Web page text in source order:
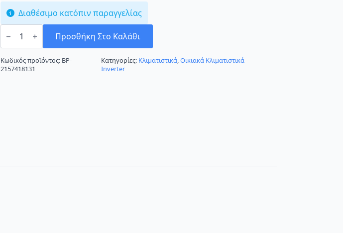
Διαθέσιμο κατόπιν παραγγελίας
Mitsubishi
Electric
AP25VG
Κλιματιστικό
Inverter
Προσθήκη Στο Καλάθι
Κωδικός προϊόντος: BP-
2157418131
Κατηγορίες: Κλιματιστικά,Οικιακά Κλιματιστικά
Inverter